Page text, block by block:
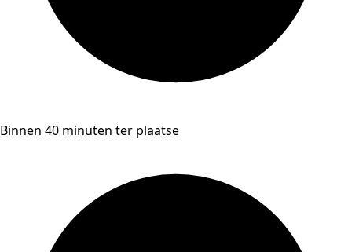
Binnen 40 minuten ter plaatse